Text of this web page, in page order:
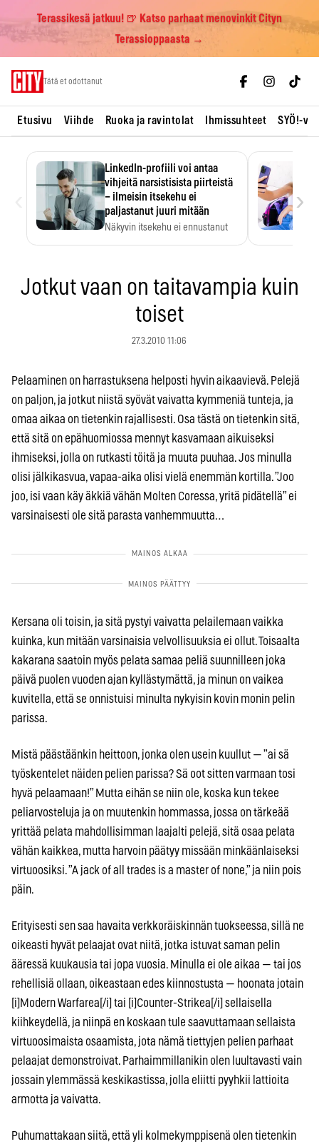
Terassikesä jatkuu! 🍺 Katso parhaat menovinkit Cityn
Terassioppaasta →
Tätä et odottanut
Etusivu Viihde Ruoka ja ravintolat Ihmissuhteet SYÖ!-
LinkedIn-profiili voi antaa
vihjeitä narsistisista piirteistä
– ilmeisin itsekehu ei
paljastanut juuri mitään
Näkyvin itsekehu ei ennustanut
›
Jotkut vaan on taitavampia kuin
toiset
27.3.2010 11:06
Pelaaminen on harrastuksena helposti hyvin aikaavievä. Pelejä
on paljon, ja jotkut niistä syövät vaivatta kymmeniä tunteja, ja
omaa aikaa on tietenkin rajallisesti. Osa tästä on tietenkin sitä,
että sitä on epähuomiossa mennyt kasvamaan aikuiseksi
ihmiseksi, jolla on rutkasti töitä ja muuta puuhaa. Jos minulla
olisi jälkikasvua, vapaa-aika olisi vielä enemmän kortilla. ”Joo
joo, isi vaan käy äkkiä vähän Molten Coressa, yritä pidätellä” ei
varsinaisesti ole sitä parasta vanhemmuutta…
Kersana oli toisin, ja sitä pystyi vaivatta pelailemaan vaikka
kuinka, kun mitään varsinaisia velvollisuuksia ei ollut. Toisaalta
kakarana saatoin myös pelata samaa peliä suunnilleen joka
päivä puolen vuoden ajan kyllästymättä, ja minun on vaikea
kuvitella, että se onnistuisi minulta nykyisin kovin monin pelin
parissa.
Mistä päästäänkin heittoon, jonka olen usein kuullut — ”ai sä
työskentelet näiden pelien parissa? Sä oot sitten varmaan tosi
hyvä pelaamaan!” Mutta eihän se niin ole, koska kun tekee
peliarvosteluja ja on muutenkin hommassa, jossa on tärkeää
yrittää pelata mahdollisimman laajalti pelejä, sitä osaa pelata
vähän kaikkea, mutta harvoin päätyy missään minkäänlaiseksi
virtuoosiksi. ”A jack of all trades is a master of none,” ja niin pois
päin.
Erityisesti sen saa havaita verkkoräiskinnän tuokseessa, sillä ne
oikeasti hyvät pelaajat ovat niitä, jotka istuvat saman pelin
ääressä kuukausia tai jopa vuosia. Minulla ei ole aikaa — tai jos
rehellisiä ollaan, oikeastaan edes kiinnostusta — hoonata jotain
[i]Modern Warfarea[/i] tai [i]Counter-Strikea[/i] sellaisella
kiihkeydellä, ja niinpä en koskaan tule saavuttamaan sellaista
virtuoosimaista osaamista, jota nämä tiettyjen pelien parhaat
pelaajat demonstroivat. Parhaimmillanikin olen luultavasti vain
jossain ylemmässä keskikastissa, jolla eliitti pyyhkii lattioita
armotta ja vaivatta.
Puhumattakaan siitä, että yli kolmekymppisenä olen tietenkin